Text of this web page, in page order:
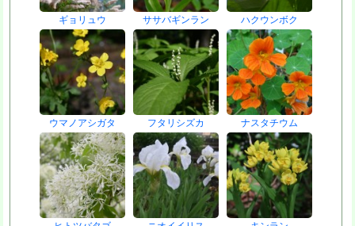
ギョリュウ ササバギンラン ハクウンボク
ウマノアシガタ フタリシズカ ナスタチウム